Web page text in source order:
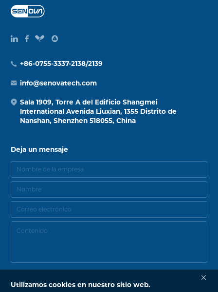
Utilizamos cookies en nuestro sitio web.
+86-0755-3337-2138/2139
info@senovatech.com
Sala 1909, Torre A del Edificio Shangmei
International Avenida Liuxian, 1355 Distrito de
Nanshan, Shenzhen 518055, China
Deja un mensaje